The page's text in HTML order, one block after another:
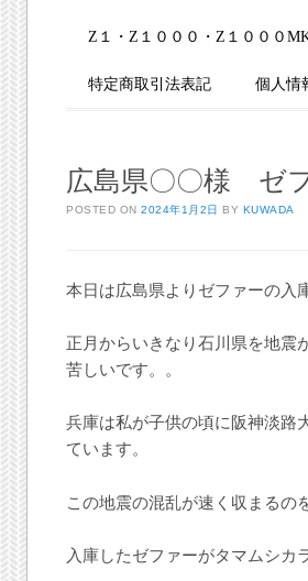
Z１・Z１０００・Z１０００
特定商取引法表記 個人情
広島県〇〇様 ゼ
POSTED ON2024年1月2日 BY KUWADA
本日は広島県よりゼファーの入
正月からいきなり石川県を地震
苦しいです。。
兵庫は私が子供の頃に阪神淡路
ています。
この地震の混乱が速く収まるの
入庫したゼファーがタマムシカ